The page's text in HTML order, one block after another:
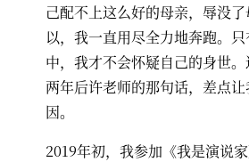
己配不上这么好的母亲，辱没
以，我一直用尽全力地奔跑。
中，我才不会怀疑自己的身世
两年后许老师的那句话，差点
因。
2019年初，我参加《我是演说